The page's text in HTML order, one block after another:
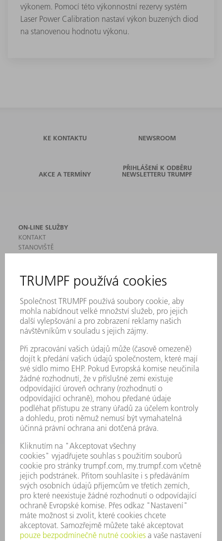
výkonem. Pomocí této výkonnostní rezervy systém
Laser Power Calibration nastaví výkon buzených diod
na stanovenou hodnotu výkonu.
KE KONTAKTU NEWSROOM
AKCE A TERMÍNY
PŘIHLÁŠENÍ K ODBĚRU
NEWSLETTERU TRUMPF
ON-LINE SLUŽBY
KONTAKT
STANOVIŠTĚ
MYTRUMPF
BEZPEČNOSTNÍ LISTY
PRODUKTY
STROJE & SYSTÉMY
LASER
VÝKONOVÁ ELEKTRONIKA
ELEKTRICKÉ NÁŘADÍ
SMART FACTORY
SOFTWARE
SERVIS
POUŽITÍ
ODVĚTVÍ
SPOLEČNOST
KARIÉRA
PRACOVNÍ NABÍDKY
PROFIL PODNIKU
VÝROČNÍ ZPRÁVA
ZÁSADY SPOLEČNOSTI
SHODA
SYSTÉM UPOZORŇOVAČŮ
SECURITY
TISKOVÉ ZPRÁVY
MAGAZÍN
UDRŽITELNOST
ŽIVOTNÍ PROSTŘEDÍ & KLIMA
SOCIÁLNÍ TÉMA & SPOLEČNOST